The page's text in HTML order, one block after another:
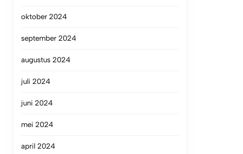
oktober 2024
september 2024
augustus 2024
juli 2024
juni 2024
mei 2024
april 2024